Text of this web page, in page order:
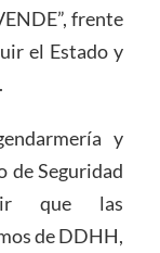
frente
el Estado y
y
de Seguridad
que las
de DDHH,